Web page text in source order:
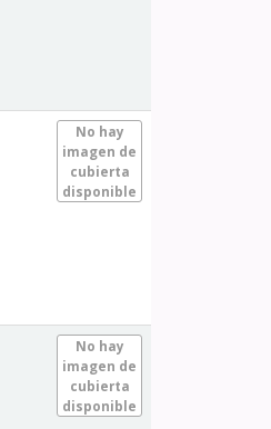
No hay
imagen de
cubierta
disponible
No hay
imagen de
cubierta
disponible